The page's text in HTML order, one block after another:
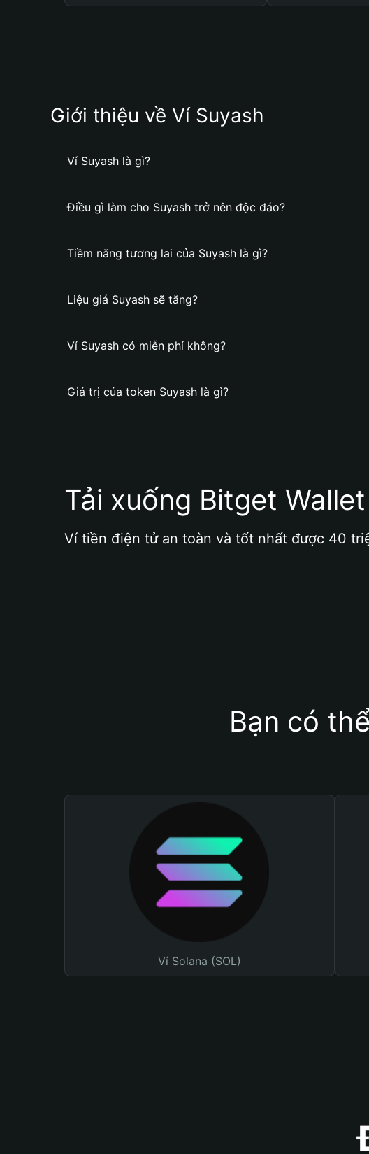
Giới thiệu về Ví Suyash
Ví Suyash là gì?
Điều gì làm cho Suyash trở nên độc đáo?
Tiềm năng tương lai của Suyash là gì?
Liệu giá Suyash sẽ tăng?
Ví Suyash có miễn phí không?
Giá trị của token Suyash là gì?
Tải xuống Bitget
Ví tiền điện tử an toàn và tốt nhất được 40
Bạn có
Ví Solana (SOL)